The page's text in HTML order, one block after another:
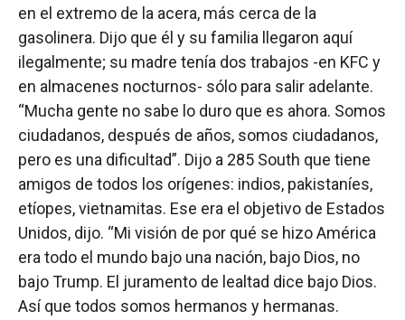
en el extremo de la acera, más cerca de la
gasolinera. Dijo que él y su familia llegaron aquí
ilegalmente; su madre tenía dos trabajos -en KFC y
en almacenes nocturnos- sólo para salir adelante.
“Mucha gente no sabe lo duro que es ahora. Somos
ciudadanos, después de años, somos ciudadanos,
pero es una dificultad”. Dijo a 285 South que tiene
amigos de todos los orígenes: indios, pakistaníes,
etíopes, vietnamitas. Ese era el objetivo de Estados
Unidos, dijo. “Mi visión de por qué se hizo América
era todo el mundo bajo una nación, bajo Dios, no
bajo Trump. El juramento de lealtad dice bajo Dios.
Así que todos somos hermanos y hermanas.